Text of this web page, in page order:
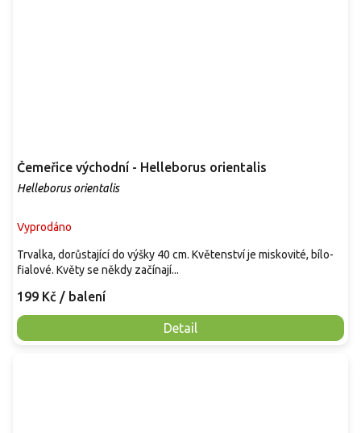
Čemeřice východní - Helleborus orientalis
Helleborus orientalis
Vyprodáno
199 Kč / balení
Detail
Trvalka, dorůstající do výšky 40 cm. Květenství je miskovité, bílo-
fialové. Květy se někdy začínají...